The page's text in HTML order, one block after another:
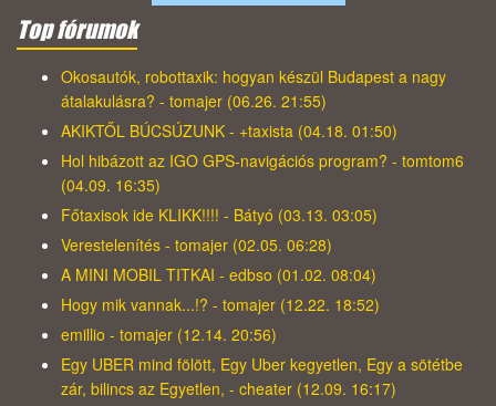
Top fórumok
Okosautók, robottaxik: hogyan készül Budapest a nagy
átalakulásra? - tomajer (06.26. 21:55)
AKIKTŐL BÚCSÚZUNK - +taxista (04.18. 01:50)
Hol hibázott az IGO GPS-navigációs program? - tomtom6
(04.09. 16:35)
Főtaxisok ide KLIKK!!!! - Bátyó (03.13. 03:05)
Verestelenítés - tomajer (02.05. 06:28)
A MINI MOBIL TITKAI - edbso (01.02. 08:04)
Hogy mik vannak...!? - tomajer (12.22. 18:52)
emillio - tomajer (12.14. 20:56)
Egy UBER mind fölött, Egy Uber kegyetlen, Egy a sötétbe
zár, bilincs az Egyetlen, - cheater (12.09. 16:17)